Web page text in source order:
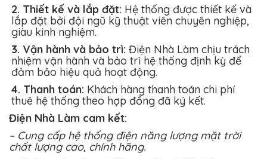
2. Thiết kế và lắp đặt: Hệ thống được thiết kế và
lắp đặt bởi đội ngũ kỹ thuật viên chuyên nghiệp,
giàu kinh nghiệm.
3. Vận hành và bảo trì: Điện Nhà Làm chịu trách
nhiệm vận hành và bảo trì hệ thống định kỳ để
đảm bảo hiệu quả hoạt động.
4. Thanh toán: Khách hàng thanh toán chi phí
thuê hệ thống theo hợp đồng đã ký kết.
Điện Nhà Làm cam kết:
– Cung cấp hệ thống điện năng lượng mặt trời
chất lượng cao, chính hãng.